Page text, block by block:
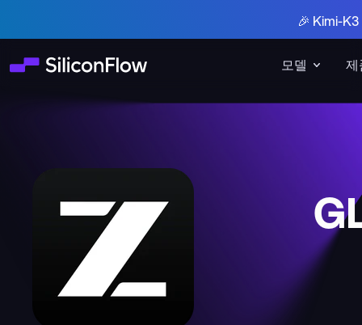
모델 제
🎉 Kimi-